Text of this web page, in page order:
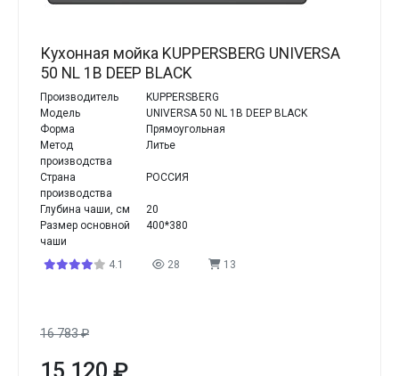
Кухонная мойка KUPPERSBERG UNIVERSA
50 NL 1B DEEP BLACK
Производитель
KUPPERSBERG
Модель
UNIVERSA 50 NL 1B DEEP BLACK
Форма
Прямоугольная
Метод
производства
Литье
Страна
производства
РОССИЯ
Глубина чаши, см
20
Размер основной
чаши
400*380
4.1 28 13
16 783₽